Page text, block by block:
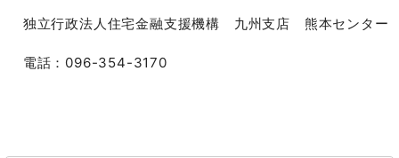
独立行政法人住宅金融支援機構 九州支店 熊本センター
電話：096-354-3170